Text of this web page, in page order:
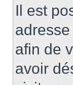
Il est
afin de
avoir